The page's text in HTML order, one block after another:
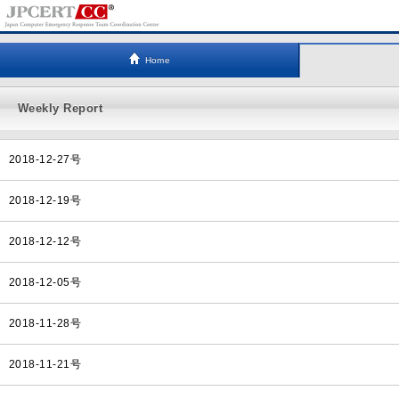
Home
Weekly Report
2018-12-27号
2018-12-19号
2018-12-12号
2018-12-05号
2018-11-28号
2018-11-21号